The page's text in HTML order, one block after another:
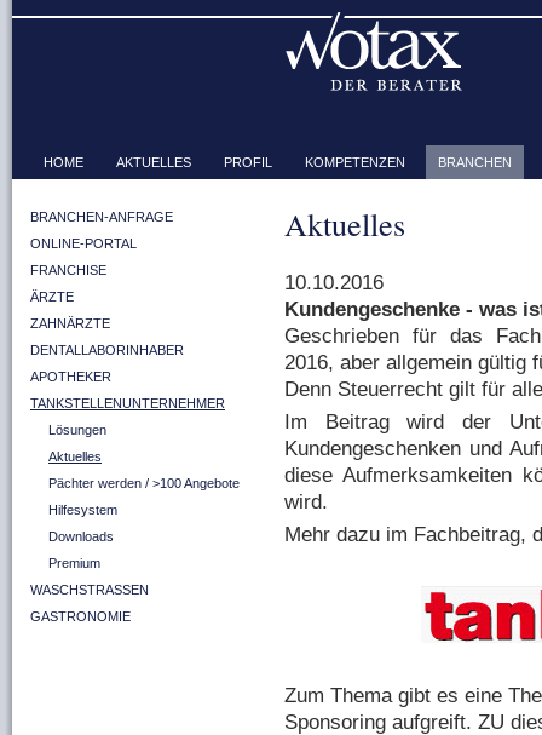
HOME AKTUELLES PROFIL KOMPETENZEN BRANCHEN
BRANCHEN-ANFRAGE
ONLINE-PORTAL
FRANCHISE
ÄRZTE
ZAHNÄRZTE
DENTALLABORINHABER
APOTHEKER
TANKSTELLENUNTERNEHMER
Lösungen
Aktuelles
Pächter werden / >100 Angebote
Hilfesystem
Downloads
Premium
WASCHSTRASSEN
GASTRONOMIE
Aktuelles
10.10.2016
Kundengeschenke - was
Geschrieben für das
2016, aber allgemein gültig
Denn Steuerrecht gilt für
Im Beitrag wird der
Kundengeschenken und
diese Aufmerksamkeiten
wird.
Mehr dazu im Fachbeitrag,
Zum Thema gibt es eine
Sponsoring aufgreift. ZU